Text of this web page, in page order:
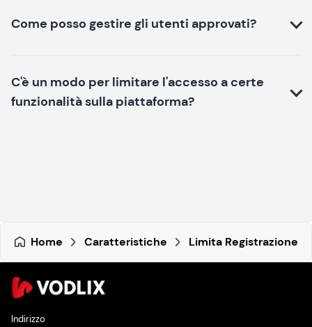
Come posso gestire gli utenti approvati?
C'è un modo per limitare l'accesso a certe
funzionalità sulla piattaforma?
Home Caratteristiche Limita Registrazione
Indirizzo